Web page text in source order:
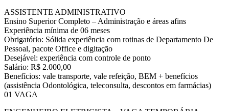
ASSISTENTE ADMINISTRATIVO
Ensino Superior Completo – Administração e áreas afins
Experiência mínima de 06 meses
Obrigatório: Sólida experiência com rotinas de Departamento De
Pessoal, pacote Office e digitação
Desejável: experiência com controle de ponto
Salário: R$ 2.000,00
Benefícios: vale transporte, vale refeição, BEM + benefícios
(assistência Odontológica, teleconsulta, descontos em farmácias)
01 VAGA